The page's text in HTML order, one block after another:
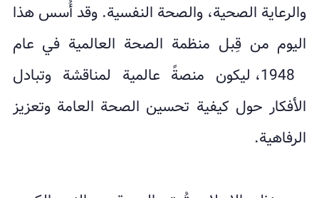
والرعاية الصحية، والصحة النفسية. وقد أُسس هذا
اليوم من قِبل منظمة الصحة العالمية في عام
1948، ليكون منصةً عالمية لمناقشة وتبادل
الأفكار حول كيفية تحسين الصحة العامة وتعزيز
الرفاهية.